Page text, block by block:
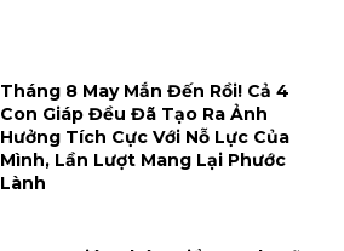
Tháng 8 May Mắn Đến Rồi! Cả 4
Con Giáp Đều Đã Tạo Ra Ảnh
Hưởng Tích Cực Với Nỗ Lực Của
Mình, Lần Lượt Mang Lại Phước
Lành